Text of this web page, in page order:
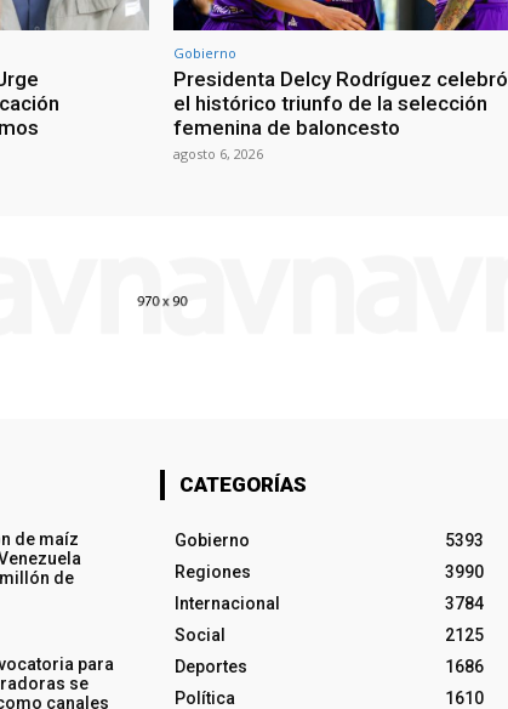
Gobierno
Presidenta Delcy Rodríguez celebró
el histórico triunfo de la selección
femenina de baloncesto
agosto 6, 2026
de maíz
de
para
se
canales
CATEGORÍAS
Gobierno
5393
Regiones
3990
Internacional
3784
Social
2125
Deportes
1686
Política
1610